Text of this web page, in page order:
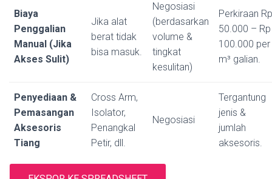
Biaya
Penggalian
Manual (Jika
Akses Sulit)
Jika alat
berat tidak
bisa masuk.
Negosiasi
(berdasarkan
volume &
tingkat
kesulitan)
Perkiraan Rp
50.000 – Rp
100.000 per
m³ galian.
Penyediaan &
Pemasangan
Aksesoris
Tiang
Cross Arm,
Isolator,
Penangkal
Petir, dll.
Negosiasi
Tergantung
jenis &
jumlah
aksesoris.